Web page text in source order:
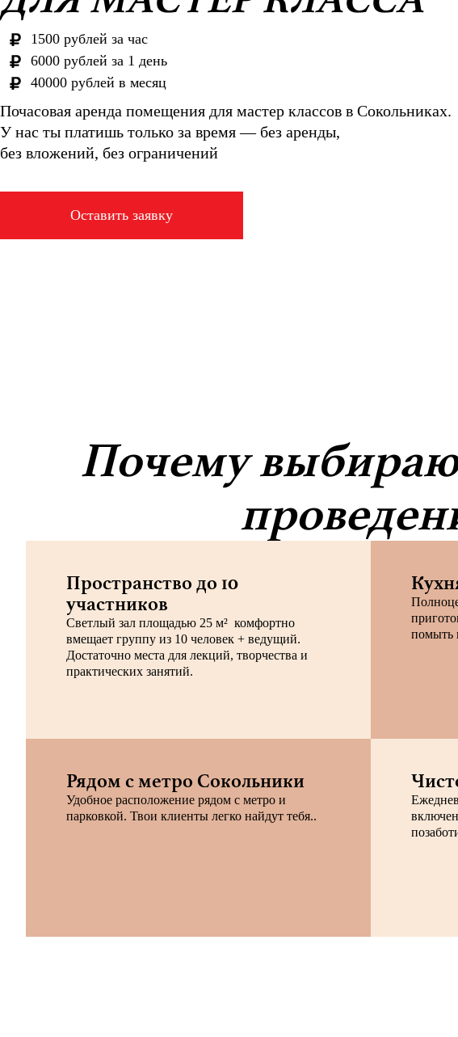
1500 рублей за час
6000 рублей за 1 день
40000 рублей в месяц
Почасовая аренда помещения для мастер классов в Сокольниках.
У нас ты платишь только за время — без аренды,
без вложений, без ограничений
Оставить заявку
Почему
Пространство до 10
участников
Светлый зал площадью 25 м² комфортно
вмещает группу из 10 человек + ведущий.
Достаточно места для лекций, творчества и
практических занятий.
помыть
Рядом с метро Сокольники
Удобное расположение рядом с метро и
парковкой. Твои клиенты легко найдут тебя..